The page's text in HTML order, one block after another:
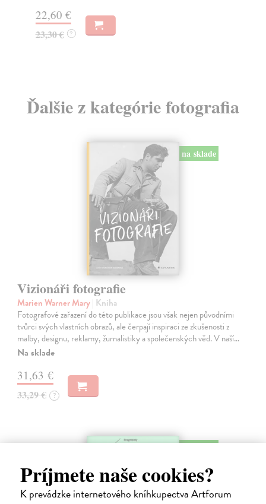
Príjmete naše cookies?
K prevádzke internetového kníhkupectva Artforum
22,60 €
23,30 € ?
Ďalšie z kategórie fotografia
na sklade
Vizionáři fotografie
Marien Warner Mary| Kniha
Fotografové zařazení do této publikace jsou však nejen původními
tvůrci svých vlastních obrazů, ale čerpají inspiraci ze zkušenosti z
malby, designu, reklamy, žurnalistiky a společenských věd. V naší…
Na sklade
31,63 €
33,29 € ?